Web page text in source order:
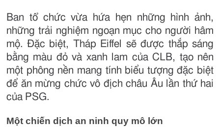
Ban tổ chức vừa hứa hẹn những hình ảnh,
những trải nghiệm ngoạn mục cho người hâm
mộ. Đặc biệt, Tháp Eiffel sẽ được thắp sáng
bằng màu đỏ và xanh lam của CLB, tạo nên
một phông nền mang tính biểu tượng đặc biệt
để ăn mừng chức vô địch châu Âu lần thứ hai
của PSG.
Một chiến dịch an ninh quy mô lớn